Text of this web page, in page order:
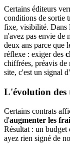
Certains éditeurs
conditions de sortie
fixe, visibilité. Dans
n'avez pas envie de
deux ans parce que
réflexe : exiger des
chiffrées, préavis
site, c'est un signal
L'évolution des
Certains contrats
d'augmenter les
Résultat : un budget
ayez rien signé de